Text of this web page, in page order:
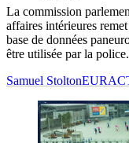
La commission
affaires intérieures
base de données
être utilisée par la police.
Samuel Stolton